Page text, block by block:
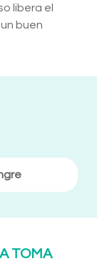
libera el
buen
TOMA